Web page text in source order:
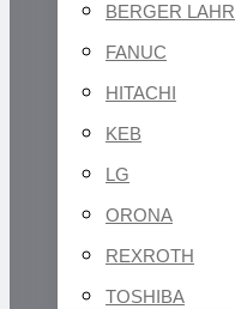
BERGER LAHR
FANUC
HITACHI
KEB
LG
ORONA
REXROTH
TOSHIBA